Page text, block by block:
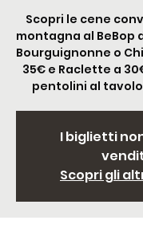
Scopri le cene
montagna al BeBop
Bourguignonne o
35€ e Raclette a
pentolini al
I biglietti
Scopri gli